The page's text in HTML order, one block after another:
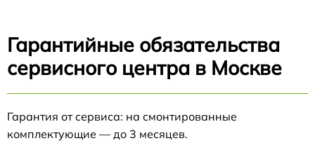
Гарантийные обязательства
сервисного центра в Москве
Гарантия от сервиса: на смонтированные
комплектующие — до 3 месяцев.